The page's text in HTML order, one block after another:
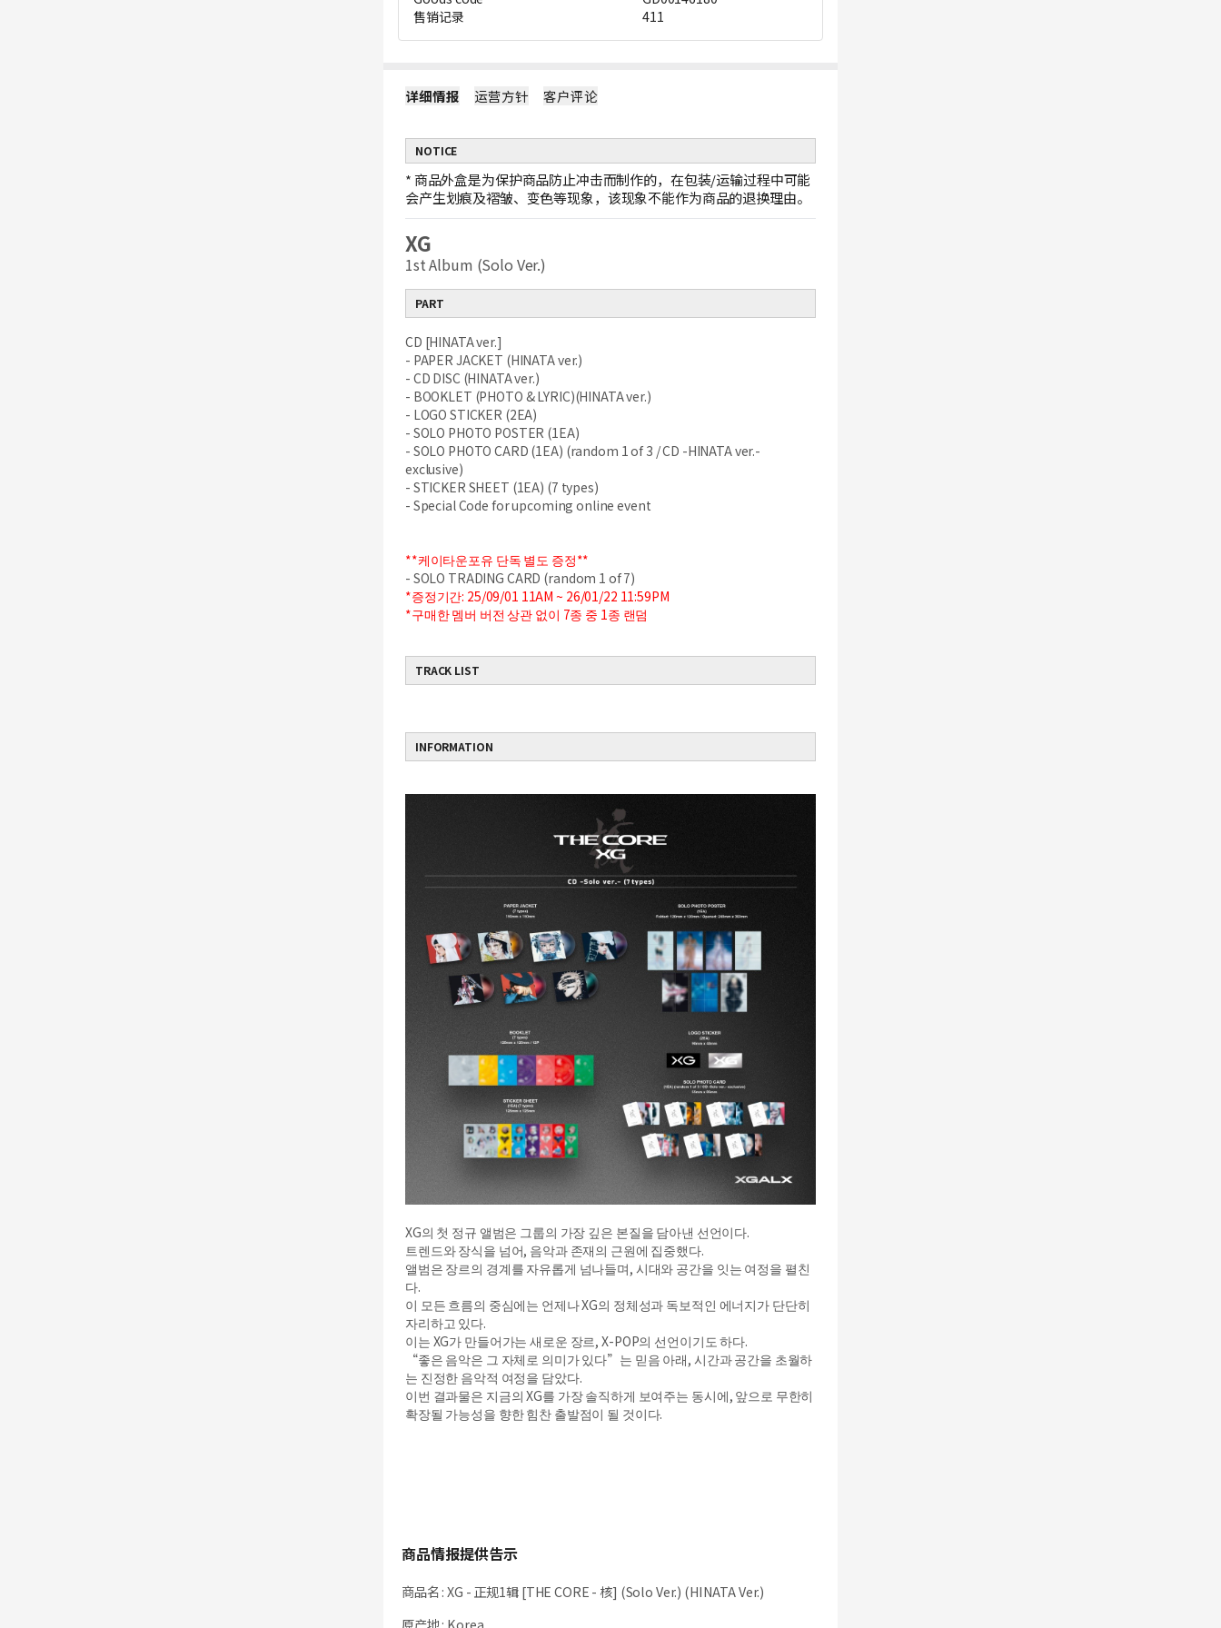
售销记录
411
详细情报 运营方针 客户评论
NOTICE
* 商品外盒是为保护商品防止冲击而制作的，在包装/运输过程中可能
会产生划痕及褶皱、变色等现象，该现象不能作为商品的退换理由。
XG
1st Album (Solo Ver.)
PART
CD [HINATA ver.]
- PAPER JACKET (HINATA ver.)
- CD DISC (HINATA ver.)
- BOOKLET (PHOTO & LYRIC)(HINATA ver.)
- LOGO STICKER (2EA)
- SOLO PHOTO POSTER (1EA)
- SOLO PHOTO CARD (1EA) (random 1 of 3 / CD -HINATA ver.-
exclusive)
- STICKER SHEET (1EA) (7 types)
- Special Code for upcoming online event
**케이타운포유 단독 별도 증정**
- SOLO TRADING CARD (random 1 of 7)
*증정기간: 25/09/01 11AM ~ 26/01/22 11:59PM
*구매한 멤버 버전 상관 없이 7종 중 1종 랜덤
TRACK LIST
INFORMATION
XG의 첫 정규 앨범은 그룹의 가장 깊은 본질을 담아낸 선언이다.
트렌드와 장식을 넘어, 음악과 존재의 근원에 집중했다.
앨범은 장르의 경계를 자유롭게 넘나들며, 시대와 공간을 잇는 여정을 펼친
다.
이 모든 흐름의 중심에는 언제나 XG의 정체성과 독보적인 에너지가 단단히
자리하고 있다.
이는 XG가 만들어가는 새로운 장르, X-POP의 선언이기도 하다.
“좋은 음악은 그 자체로 의미가 있다”는 믿음 아래, 시간과 공간을 초월하
는 진정한 음악적 여정을 담았다.
이번 결과물은 지금의 XG를 가장 솔직하게 보여주는 동시에, 앞으로 무한히
확장될 가능성을 향한 힘찬 출발점이 될 것이다.
商品情报提供告示
商品名:XG - 正规1辑 [THE CORE - 核] (Solo Ver.) (HINATA Ver.)
原产地: Korea